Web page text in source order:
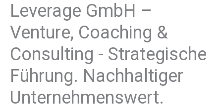
Leverage GmbH –
Venture, Coaching &
Consulting - Strategische
Führung. Nachhaltiger
Unternehmenswert.